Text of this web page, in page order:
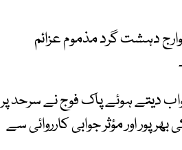
دہشت گرد مذموم عزائم
دیتے ہوئے پاک فوج نے سرحد پر
اور مؤثر جوابی کارروائی سے